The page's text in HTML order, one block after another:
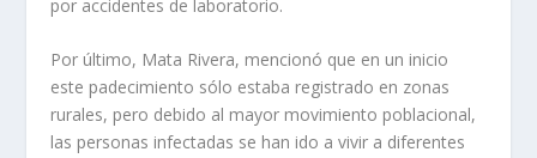
por accidentes de laboratorio.
Por último, Mata Rivera, mencionó que en un inicio
este padecimiento sólo estaba registrado en zonas
rurales, pero debido al mayor movimiento poblacional,
las personas infectadas se han ido a vivir a diferentes